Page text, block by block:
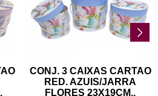
CONJ. 3 CAIXAS CARTAO
RED. AZUIS/JARRA
FLORES 23X19CM..